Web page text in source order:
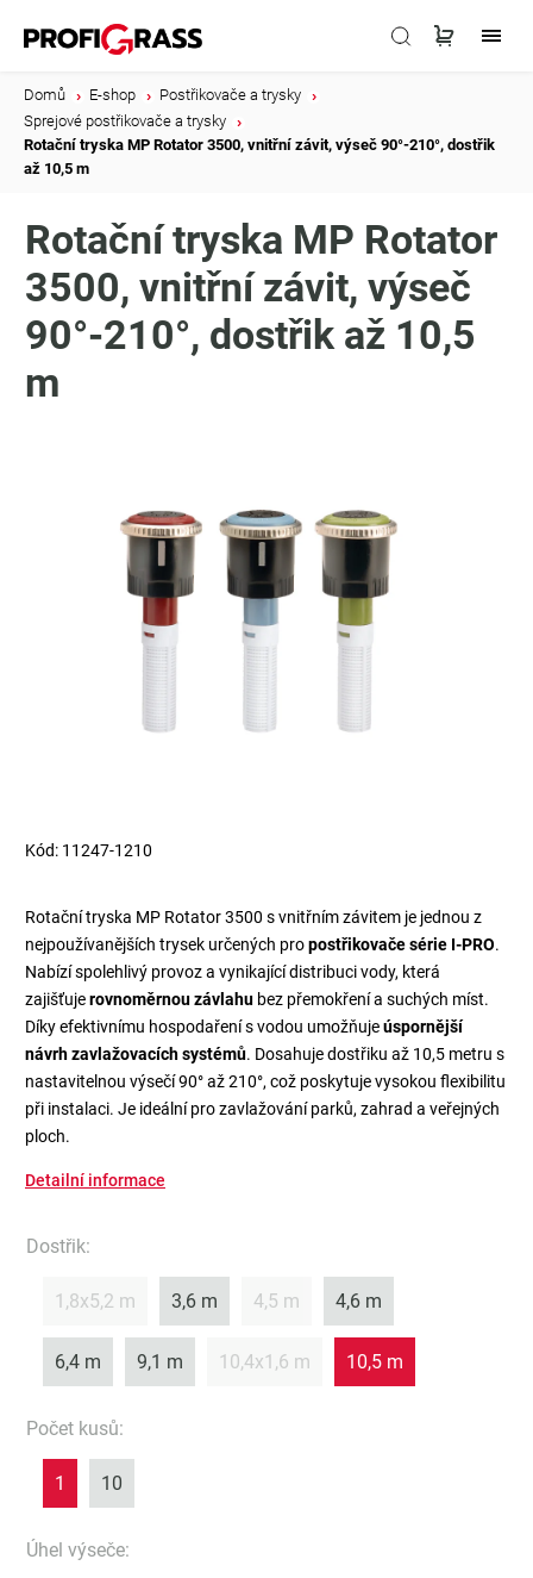
Domů E-shop Postřikovače a trysky
Sprejové postřikovače a trysky
Rotační tryska MP Rotator 3500, vnitřní závit, výseč 90°-210°, dostřik
až 10,5 m
Rotační tryska MP Rotator
3500, vnitřní závit, výseč
90°-210°, dostřik až 10,5
m
Kód: 11247-1210
Rotační tryska MP Rotator 3500 s vnitřním závitem je jednou z
nejpoužívanějších trysek určených propostřikovače série I-PRO.
Nabízí spolehlivý provoz a vynikající distribuci vody, která
zajišťujerovnoměrnou závlahu bez přemokření a suchých míst.
Díky efektivnímu hospodaření s vodou umožňujeúspornější
návrh zavlažovacích systémů. Dosahuje dostřiku až 10,5 metru s
nastavitelnou výsečí 90° až 210°, což poskytuje vysokou flexibilitu
při instalaci. Je ideální pro zavlažování parků, zahrad a veřejných
ploch.
Detailní informace
Dostřik:
1,8x5,2 m 3,6 m 4,5 m 4,6 m
6,4 m 9,1 m 10,4x1,6 m 10,5 m
Počet kusů:
1 10
Úhel výseče: